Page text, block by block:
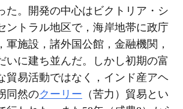
た。開発の中心はビクトリア・シ
ントラル地区で，海岸地帯に政庁
軍施設，諸外国公館，金融機関，
いに建ち並んだ。しかし初期の富
貿易活動ではなく，インド産アヘ
同然のクーリー （苦力）貿易とい